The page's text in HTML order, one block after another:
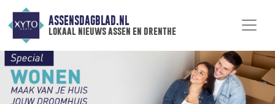
ASSENSDAGBLAD.NL
lokaal nieuws assen en drenthe